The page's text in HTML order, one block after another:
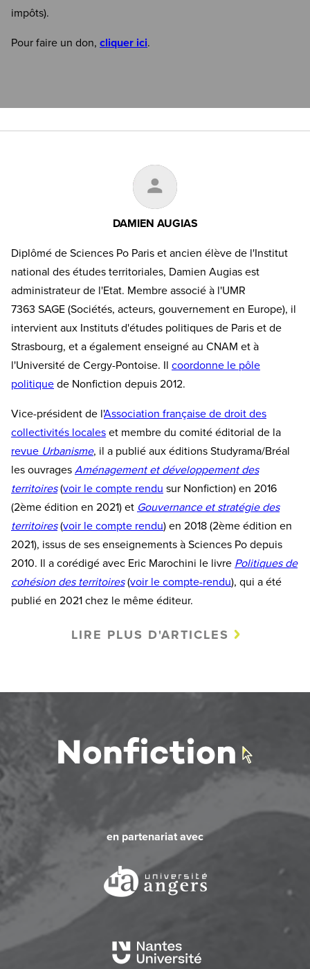
impôts).
Pour faire un don, cliquer ici.
DAMIEN AUGIAS
Diplômé de Sciences Po Paris et ancien élève de l'Institut
national des études territoriales, Damien Augias est
administrateur de l'Etat. Membre associé à l'UMR
7363 SAGE (Sociétés, acteurs, gouvernement en Europe), il
intervient aux Instituts d'études politiques de Paris et de
Strasbourg, et a également enseigné au CNAM et à
l'Université de Cergy-Pontoise. Il coordonne le pôle
politique de Nonfiction depuis 2012.
Vice-président de l'Association française de droit des
collectivités locales et membre du comité éditorial de la
revue Urbanisme, il a publié aux éditions Studyrama/Bréal
les ouvrages Aménagement et développement des
territoires (voir le compte rendu sur Nonfiction) en 2016
(2ème édition en 2021) et Gouvernance et stratégie des
territoires(voir le compte rendu) en 2018 (2ème édition en
2021), issus de ses enseignements à Sciences Po depuis
2010. Il a corédigé avec Eric Marochini le livre Politiques de
cohésion des territoires(voir le compte-rendu), qui a été
publié en 2021 chez le même éditeur.
LIRE PLUS D'ARTICLES
en partenariat avec